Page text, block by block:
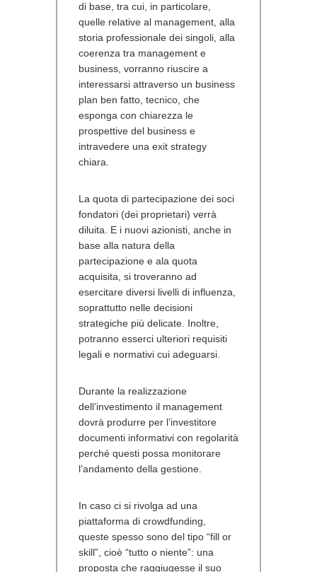
di base, tra cui, in particolare,
quelle relative al management, alla
storia professionale dei singoli, alla
coerenza tra management e
business, vorranno riuscire a
interessarsi attraverso un business
plan ben fatto, tecnico, che
esponga con chiarezza le
prospettive del business e
intravedere una exit strategy
chiara.
La quota di partecipazione dei soci
fondatori (dei proprietari) verrà
diluita. E i nuovi azionisti, anche in
base alla natura della
partecipazione e ala quota
acquisita, si troveranno ad
esercitare diversi livelli di influenza,
soprattutto nelle decisioni
strategiche più delicate. Inoltre,
potranno esserci ulteriori requisiti
legali e normativi cui adeguarsi.
Durante la realizzazione
dell’investimento il management
dovrà produrre per l’investitore
documenti informativi con regolarità
perché questi possa monitorare
l’andamento della gestione.
In caso ci si rivolga ad una
piattaforma di crowdfunding,
queste spesso sono del tipo “fill or
skill”, cioè “tutto o niente”: una
proposta che raggiugesse il suo